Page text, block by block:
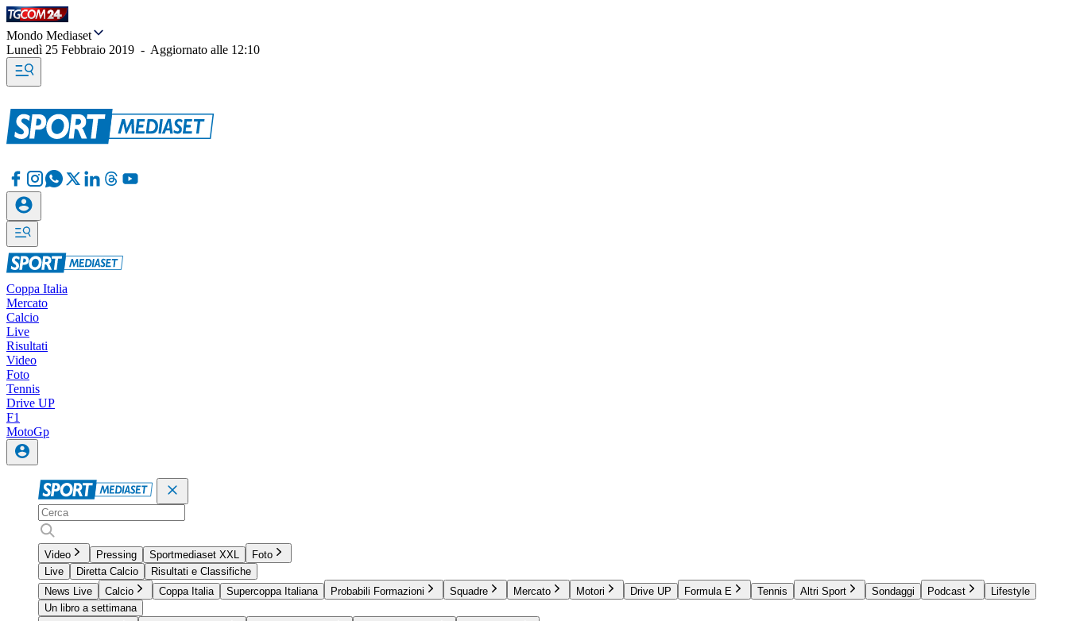
Mondo Mediaset
Lunedì 25 Febbraio 2019 - Aggiornato alle 12:10
Coppa Italia
Mercato
Calcio
Live
Risultati
Video
Foto
Tennis
Drive UP
F1
MotoGp
Video Pressing Sportmediaset XXL
Foto
Live
Diretta Calcio
Risultati e Classifiche
News Live
Calcio Coppa Italia Supercoppa Italiana Probabili Formazioni Squadre Mercato Motori Drive UP Formula E Tennis Altri Sport Sondaggi Podcast
Lifestyle
Un libro a settimana